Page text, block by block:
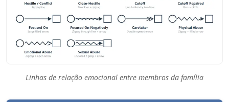
Linhas de relação emocional entre membros da família